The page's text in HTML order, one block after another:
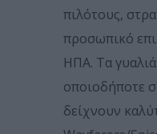
πιλότους,
προσωπικό
ΗΠΑ. Τα
οποιοδήποτε
δείχνουν